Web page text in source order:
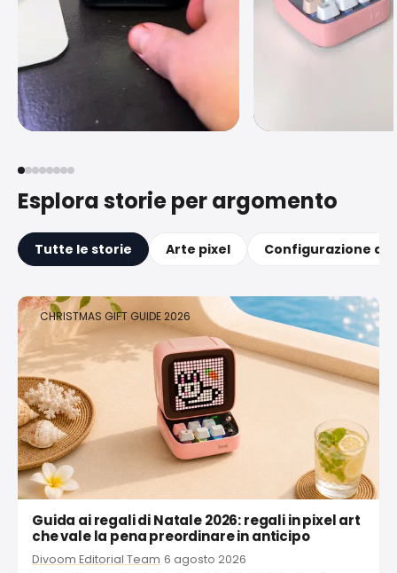
CptnCodyCentral
Rickrolling con il Divoom Ditoo
Pro #bluetoothspeaker
#divoom
YouTube Shorts
carta da
#pinterest #haul
Esplora storie per argomento
Tutte le storie Arte pixel Configurazione
CHRISTMAS GIFT GUIDE 2026
Guida ai regali di Natale 2026: regali in pixel art
che vale la pena preordinare in anticipo
Divoom Editorial Team 6 agosto 2026